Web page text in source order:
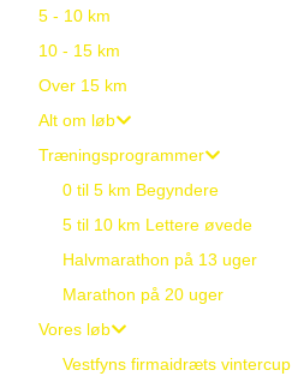
5 - 10 km
10 - 15 km
Over 15 km
Alt om løb
Træningsprogrammer
0 til 5 km Begyndere
5 til 10 km Lettere øvede
Halvmarathon på 13 uger
Marathon på 20 uger
Vores løb
Vestfyns firmaidræts vintercup